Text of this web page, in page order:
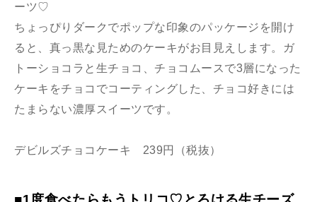
ーツ♡
ちょっぴりダークでポップな印象のパッケージを開け
ると、真っ黒な見ためのケーキがお目見えします。ガ
トーショコラと生チョコ、チョコムースで3層になった
ケーキをチョコでコーティングした、チョコ好きには
たまらない濃厚スイーツです。
デビルズチョコケーキ 239円（税抜）